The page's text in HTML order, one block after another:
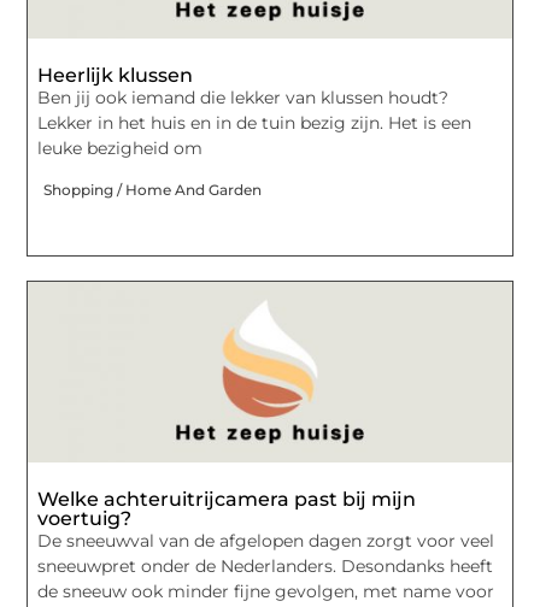
Heerlijk klussen
Ben jij ook iemand die lekker van klussen houdt?
Lekker in het huis en in de tuin bezig zijn. Het is een
leuke bezigheid om
Shopping / Home And Garden
Welke achteruitrijcamera past bij mijn
voertuig?
De sneeuwval van de afgelopen dagen zorgt voor veel
sneeuwpret onder de Nederlanders. Desondanks heeft
de sneeuw ook minder fijne gevolgen, met name voor